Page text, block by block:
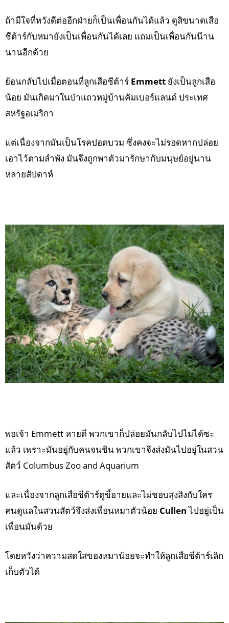
ถ้ามีใจที่หวังดีต่ออีกฝ่ายก็เป็นเพื่อนกันได้แล้ว ดูสิขนาดเสือ
ชีต้าร์กับหมายังเป็นเพื่อนกันได้เลย แถมเป็นเพื่อนกันน๊าน
นานอีกด้วย
ย้อนกลับไปเมื่อตอนที่ลูกเสือชีต้าร์ Emmett ยังเป็นลูกเสือ
น้อย มันเกิดมาในป่าแถวหมู่บ้านคัมเบอร์แลนด์ ประเทศ
สหรัฐอเมริกา
แต่เนื่องจากมันเป็นโรคปอดบวม ซึ่งคงจะไม่รอดหากปล่อย
เอาไว้ตามลำพัง มันจึงถูกพาตัวมารักษากับมนุษย์อยู่นาน
หลายสัปดาห์
พอเจ้า Emmett หายดี พวกเขาก็ปล่อยมันกลับไปไม่ได้ซะ
แล้ว เพราะมันอยู่กับคนจนชิน พวกเขาจึงส่งมันไปอยู่ในสวน
สัตว์ Columbus Zoo and Aquarium
และเนื่องจากลูกเสือชีต้าร์ดูขี้อายและไม่ชอบสุงสิงกับใคร
คนดูแลในสวนสัตว์จึงส่งเพื่อนหมาตัวน้อย Cullenไปอยู่เป็น
เพื่อนมันด้วย
โดยหวังว่าความสดใสของหมาน้อยจะทำให้ลูกเสือชีต้าร์เลิก
เก็บตัวได้